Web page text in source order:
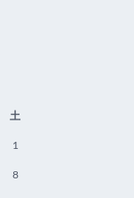
土
1
8